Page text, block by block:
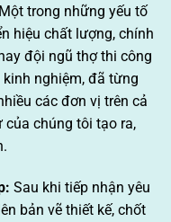
Một trong những yếu tố
hiệu chất lượng, chính
đội ngũ thợ thi công
nghiệm, đã từng
các đơn vị trên cả
chúng tôi tạo ra,
Sau khi tiếp nhận yêu
bản vẽ thiết kế, chốt